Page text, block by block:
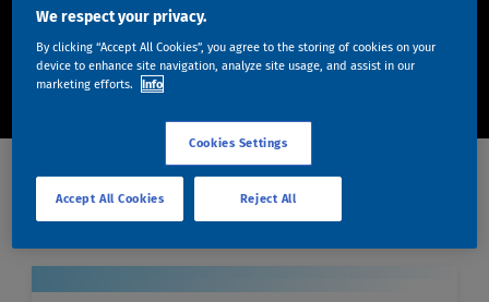
BASECOAT WB GT
Notre système très efficace de bases hydrodiluables.
PRODUITS
We respect your privacy.
By clicking “Accept All Cookies”, you agree to the storing of cookies on your
device to enhance site navigation, analyze site usage, and assist in our
marketing efforts.
Info
Cookies Settings
Reject All
Accept All Cookies